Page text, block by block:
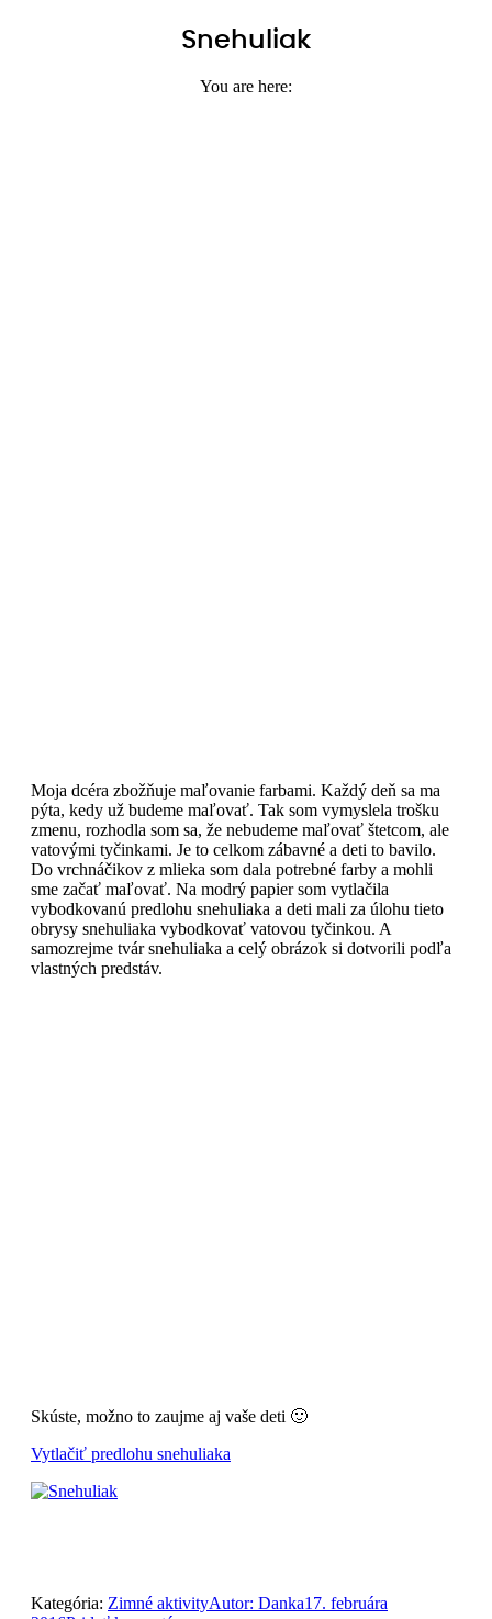
Snehuliak
You are here:
Moja dcéra zbožňuje maľovanie farbami. Každý deň sa ma
pýta, kedy už budeme maľovať. Tak som vymyslela trošku
zmenu, rozhodla som sa, že nebudeme maľovať štetcom, ale
vatovými tyčinkami. Je to celkom zábavné a deti to bavilo.
Do vrchnáčikov z mlieka som dala potrebné farby a mohli
sme začať maľovať. Na modrý papier som vytlačila
vybodkovanú predlohu snehuliaka a deti mali za úlohu tieto
obrysy snehuliaka vybodkovať vatovou tyčinkou. A
samozrejme tvár snehuliaka a celý obrázok si dotvorili podľa
vlastných predstáv.
Skúste, možno to zaujme aj vaše deti 🙂
Vytlačiť predlohu snehuliaka
Kategória: Zimné aktivityAutor: Danka17. februára